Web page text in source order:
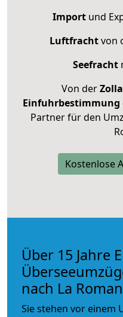
Importund
Luftfrachtvon
Seefracht
Von der
Einfuhrbestimmung
Partner für den
Kostenlose
Über 15 Jahre
nach La
Sie stehen vor einem